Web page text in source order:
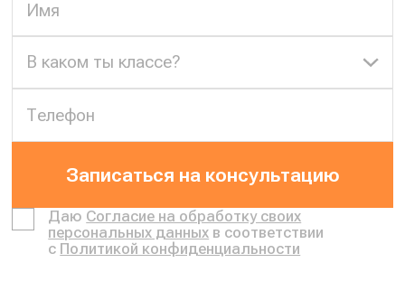
В каком ты классе?
Записаться на консультацию
Даю Согласие на обработку своих
персональных данных в соответствии
с Политикой конфиденциальности